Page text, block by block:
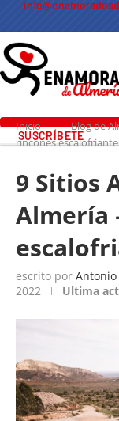
SUSCRÍBETE
Inicio Blog de
rincones
9 Sitios
Almería
escrito por Antonio
2022
Ultima